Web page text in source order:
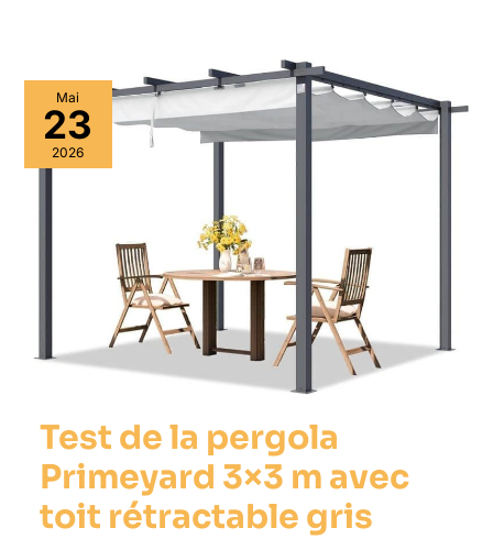
Mai
23
2026
Test de la pergola
Primeyard 3×3 m avec
toit rétractable gris